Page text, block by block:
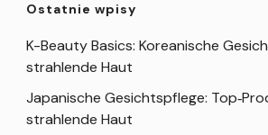
Ostatnie wpisy
K-Beauty Basics: Koreanische
strahlende Haut
Japanische Gesichtspflege:
strahlende Haut